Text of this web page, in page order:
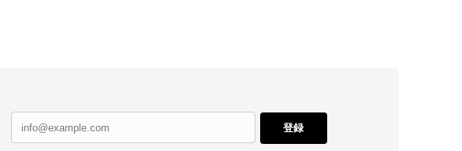
登録